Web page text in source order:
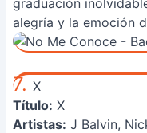
graduación
alegría y la emoción
7. X
Título: X
Artistas: J Balvin,